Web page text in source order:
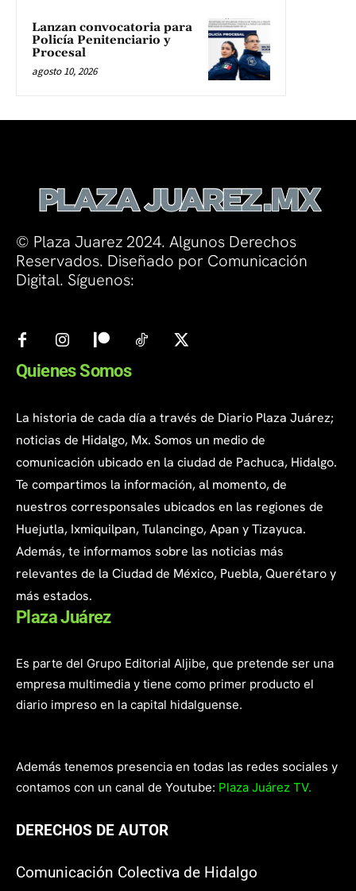
Lanzan convocatoria para
Policía Penitenciario y
Procesal
agosto 10, 2026
© Plaza Juarez 2024. Algunos Derechos
Reservados. Diseñado por Comunicación
Digital. Síguenos:
Quienes Somos
La historia de cada día a través de Diario Plaza Juárez;
noticias de Hidalgo, Mx. Somos un medio de
comunicación ubicado en la ciudad de Pachuca, Hidalgo.
Te compartimos la información, al momento, de
nuestros corresponsales ubicados en las regiones de
Huejutla, Ixmiquilpan, Tulancingo, Apan y Tizayuca.
Además, te informamos sobre las noticias más
relevantes de la Ciudad de México, Puebla, Querétaro y
más estados.
Plaza Juárez
Es parte del Grupo Editorial Aljibe, que pretende ser una
empresa multimedia y tiene como primer producto el
diario impreso en la capital hidalguense.
Además tenemos presencia en todas las redes sociales y
contamos con un canal de Youtube: Plaza Juárez TV.
DERECHOS DE AUTOR
Comunicación Colectiva de Hidalgo